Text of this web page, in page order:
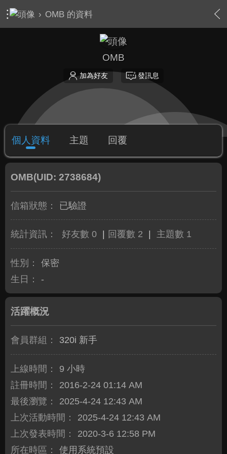
› OMB 的資料
OMB
加為好友 發訊息
個人資料 主題 回覆
OMB(UID: 2738684)
信箱狀態： 已驗證
統計資訊： 好友數 0 回覆數 2 主題數 1
性別：
保密
生日：
-
活躍概況
會員群組： 320i 新手
上線時間：
9 小時
註冊時間：
2016-2-24 01:14 AM
最後瀏覽：
2025-4-24 12:43 AM
上次活動時間：
2025-4-24 12:43 AM
上次發表時間：
2020-3-6 12:58 PM
所在時區：
使用系統預設